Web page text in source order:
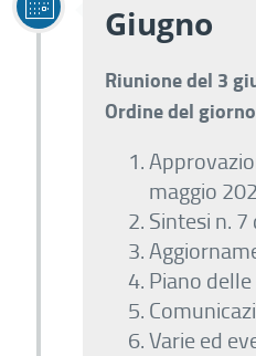
Giugno
Riunione del 3
Ordine del giorno
maggio
Sintesi n.
Piano
Varie ed